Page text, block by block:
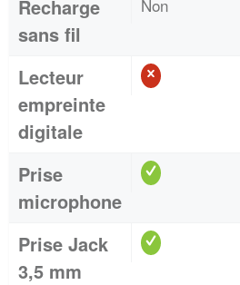
Recharge
sans fil
Non
Lecteur
empreinte
digitale
Prise
microphone
Prise Jack
3,5 mm